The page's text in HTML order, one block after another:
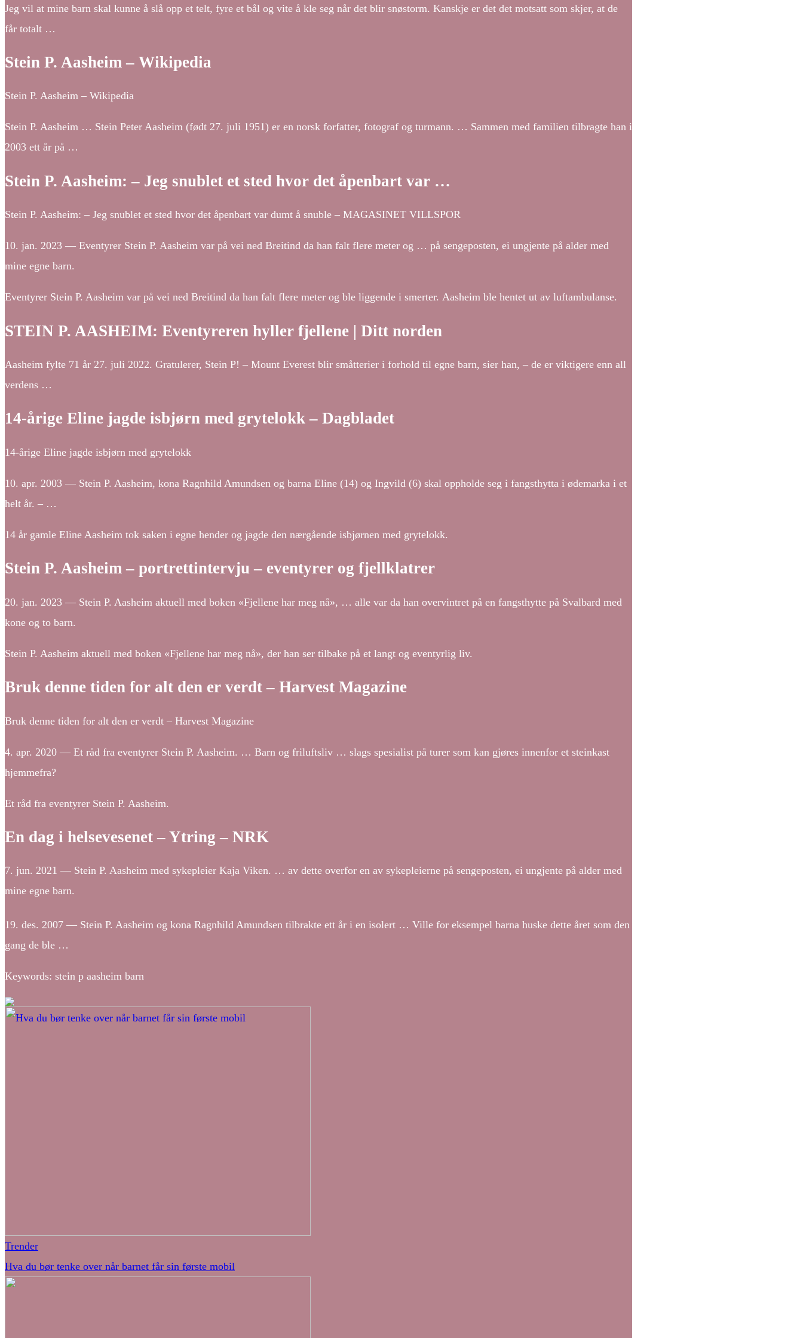
Jeg vil at mine barn skal kunne å slå opp et telt, fyre et bål og vite å kle seg når det blir snøstorm. Kanskje er det det motsatt som skjer, at de
får totalt …
Stein P. Aasheim – Wikipedia
Stein P. Aasheim – Wikipedia
Stein P. Aasheim … Stein Peter Aasheim (født 27. juli 1951) er en norsk forfatter, fotograf og turmann. … Sammen med familien tilbragte han i
2003 ett år på …
Stein P. Aasheim: – Jeg snublet et sted hvor det åpenbart var …
Stein P. Aasheim: – Jeg snublet et sted hvor det åpenbart var dumt å snuble – MAGASINET VILLSPOR
10. jan. 2023 — Eventyrer Stein P. Aasheim var på vei ned Breitind da han falt flere meter og … på sengeposten, ei ungjente på alder med
mine egne barn.
Eventyrer Stein P. Aasheim var på vei ned Breitind da han falt flere meter og ble liggende i smerter. Aasheim ble hentet ut av luftambulanse.
STEIN P. AASHEIM: Eventyreren hyller fjellene | Ditt norden
Aasheim fylte 71 år 27. juli 2022. Gratulerer, Stein P! – Mount Everest blir småtterier i forhold til egne barn, sier han, – de er viktigere enn all
verdens …
14-årige Eline jagde isbjørn med grytelokk – Dagbladet
14-årige Eline jagde isbjørn med grytelokk
10. apr. 2003 — Stein P. Aasheim, kona Ragnhild Amundsen og barna Eline (14) og Ingvild (6) skal oppholde seg i fangsthytta i ødemarka i et
helt år. – …
14 år gamle Eline Aasheim tok saken i egne hender og jagde den nærgående isbjørnen med grytelokk.
Stein P. Aasheim – portrettintervju – eventyrer og fjellklatrer
20. jan. 2023 — Stein P. Aasheim aktuell med boken «Fjellene har meg nå», … alle var da han overvintret på en fangsthytte på Svalbard med
kone og to barn.
Stein P. Aasheim aktuell med boken «Fjellene har meg nå», der han ser tilbake på et langt og eventyrlig liv.
Bruk denne tiden for alt den er verdt – Harvest Magazine
Bruk denne tiden for alt den er verdt – Harvest Magazine
4. apr. 2020 — Et råd fra eventyrer Stein P. Aasheim. … Barn og friluftsliv … slags spesialist på turer som kan gjøres innenfor et steinkast
hjemmefra?
Et råd fra eventyrer Stein P. Aasheim.
En dag i helsevesenet – Ytring – NRK
7. jun. 2021 — Stein P. Aasheim med sykepleier Kaja Viken. … av dette overfor en av sykepleierne på sengeposten, ei ungjente på alder med
mine egne barn.
19. des. 2007 — Stein P. Aasheim og kona Ragnhild Amundsen tilbrakte ett år i en isolert … Ville for eksempel barna huske dette året som den
gang de ble …
Keywords: stein p aasheim barn
Trender
Hva du bør tenke over når barnet får sin første mobil